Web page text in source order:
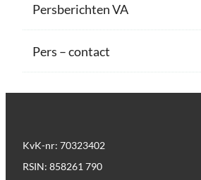
Persberichten VA
Pers – contact
KvK-nr: 70323402
RSIN: 858261 790